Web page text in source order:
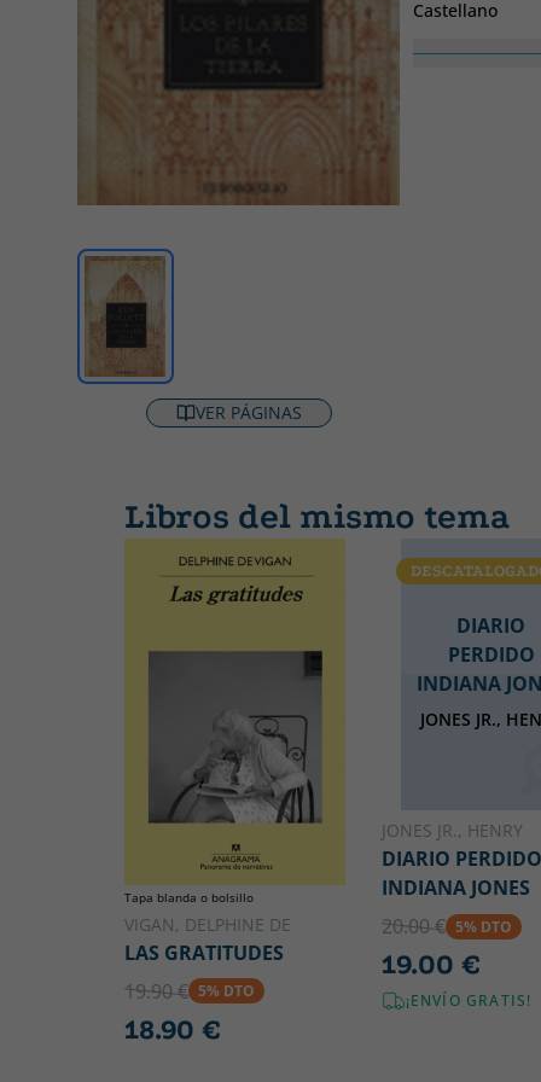
VER PÁGINAS
Castellano
Libros del mismo tema
Tapa blanda o bolsillo
VIGAN, DELPHINE DE
LAS GRATITUDES
19.90 € 5% DTO
18.90 €
DIARIO
PERDIDO
INDIANA
JONES JR.,
JONES JR., HENRY
DIARIO PERDIDO
INDIANA JONES
20.00 € 5% DTO
19.00 €
¡ENVÍO GRATIS!